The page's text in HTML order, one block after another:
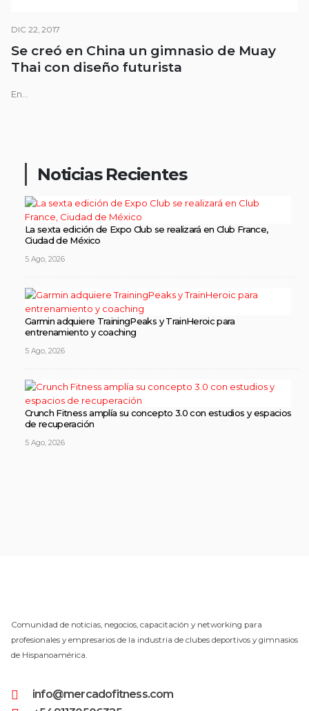
DIC 22, 2017
Se creó en China un gimnasio de Muay
Thai con diseño futurista
En...
Noticias Recientes
La sexta edición de Expo Club se realizará en Club France,
Ciudad de México
5 Ago, 2026
Garmin adquiere TrainingPeaks y TrainHeroic para
entrenamiento y coaching
5 Ago, 2026
Crunch Fitness amplía su concepto 3.0 con estudios y espacios
de recuperación
5 Ago, 2026
Comunidad de noticias, negocios, capacitación y networking para
profesionales y empresarios de la industria de clubes deportivos y gimnasios
de Hispanoamérica.
info@mercadofitness.com